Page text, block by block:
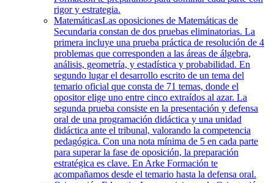
rigor y estrategia.
MatemáticasLas oposiciones de Matemáticas de
Secundaria constan de dos pruebas eliminatorias. La
primera incluye una prueba práctica de resolución de 4
problemas que corresponden a las áreas de álgebra,
análisis, geometría, y estadística y probabilidad. En
segundo lugar el desarrollo escrito de un tema del
temario oficial que consta de 71 temas, donde el
opositor elige uno entre cinco extraídos al azar. La
segunda prueba consiste en la presentación y defensa
oral de una programación didáctica y una unidad
didáctica ante el tribunal, valorando la competencia
pedagógica. Con una nota mínima de 5 en cada parte
para superar la fase de oposición, la preparación
estratégica es clave. En Arke Formación te
acompañamos desde el temario hasta la defensa oral.